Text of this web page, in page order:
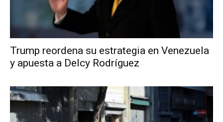
Trump reordena su estrategia en Venezuela
y apuesta a Delcy Rodríguez